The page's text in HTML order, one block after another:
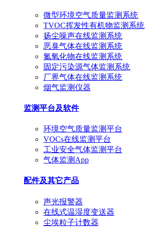
微型环境空气质量监测系统
TVOC挥发性有机物监测系统
扬尘噪声在线监测系统
恶臭气体在线监测系统
氮氧化物在线监测系统
固定污染源气体监测系统
厂界气体在线监测系统
烟气监测仪器
监测平台及软件
环境空气质量监测平台
VOCs在线监测平台
工业安全气体监测平台
气体监测App
配件及其它产品
声光报警器
在线式温湿度变送器
尘埃粒子计数器